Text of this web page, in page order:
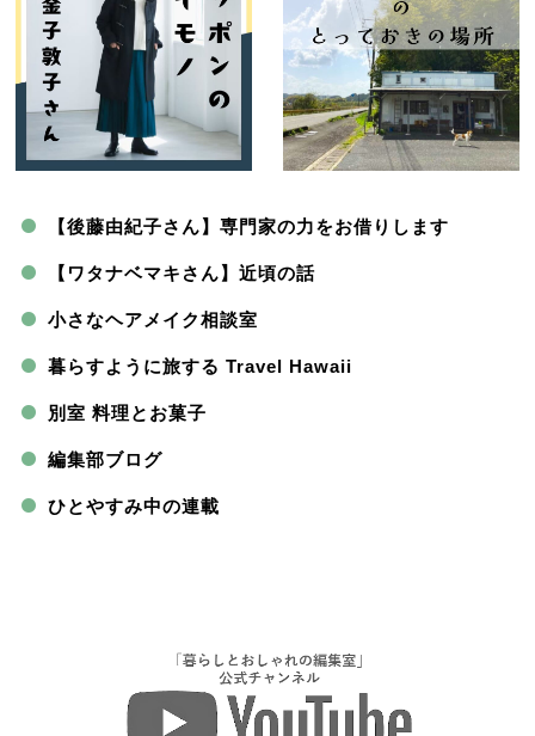
【後藤由紀子さん】専門家の力をお借りします
【ワタナベマキさん】近頃の話
小さなヘアメイク相談室
暮らすように旅する Travel Hawaii
別室 料理とお菓子
編集部ブログ
ひとやすみ中の連載